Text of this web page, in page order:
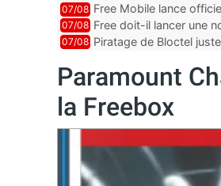
07/08 Free Mobile lance
des promos et des
07/08 Free doit-il lancer une
07/08 Piratage de Bloctel
Paramount
la Freebox